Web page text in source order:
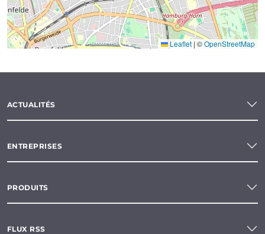
Leaflet | ©OpenStreetMap
ACTUALITÉS
ENTREPRISES
PRODUITS
FLUX RSS